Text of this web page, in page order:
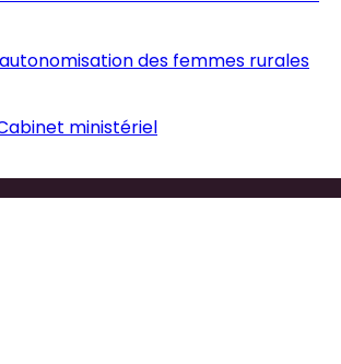
des femmes rurales
ministériel